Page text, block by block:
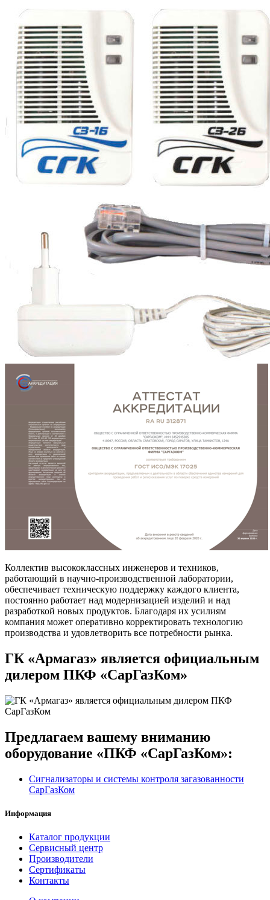
Коллектив высококлассных инженеров и техников,
работающий в научно-производственной лаборатории,
обеспечивает техническую поддержку каждого клиента,
постоянно работает над модернизацией изделий и над
разработкой новых продуктов. Благодаря их усилиям
компания может оперативно корректировать технологию
производства и удовлетворить все потребности рынка.
ГК «Армагаз» является официальным
дилером ПКФ «СарГазКом»
Предлагаем вашему вниманию
оборудование «ПКФ «СарГазКом»:
Сигнализаторы и системы контроля загазованности
СарГазКом
Информация
Каталог продукции
Сервисный центр
Производители
Сертификаты
Контакты